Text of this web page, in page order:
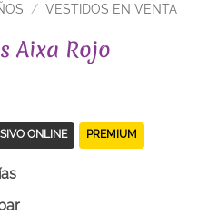
/ VESTIDOS EN VENTA
Aixa Rojo
ONLINE PREMIUM